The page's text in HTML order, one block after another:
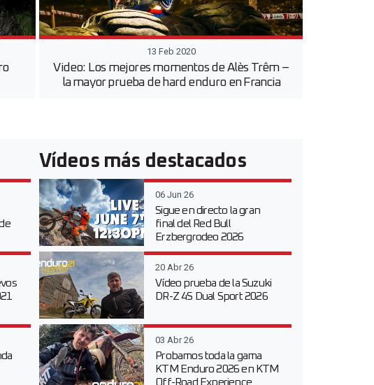
13 Feb 2020
Video: Los mejores momentos de Alès Trêm –
la mayor prueba de hard enduro en Francia
Vídeos más destacados
06 Jun 26
Sigue en directo la gran
final del Red Bull
Erzbergrodeo 2026
20 Abr 26
Vídeo prueba de la Suzuki
DR-Z 4S Dual Sport 2026
03 Abr 26
Probamos toda la gama
KTM Enduro 2026 en KTM
Off-Road Experience